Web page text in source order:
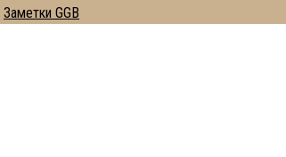
Заметки GGB